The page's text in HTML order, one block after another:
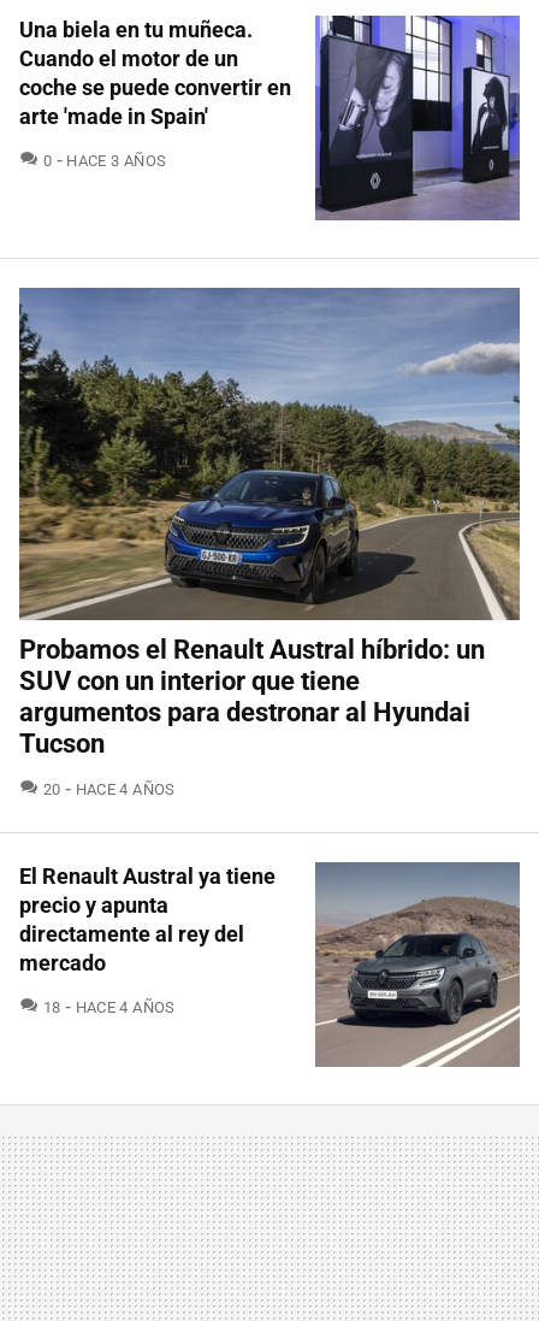
Una biela en tu muñeca.
Cuando el motor de un
coche se puede convertir en
arte 'made in Spain'
0 COMENTARIOS
HACE 3 AÑOS
Probamos el Renault Austral híbrido: un
SUV con un interior que tiene
argumentos para destronar al Hyundai
Tucson
20 COMENTARIOS
HACE 4 AÑOS
El Renault Austral ya tiene
precio y apunta
directamente al rey del
mercado
18 COMENTARIOS
HACE 4 AÑOS